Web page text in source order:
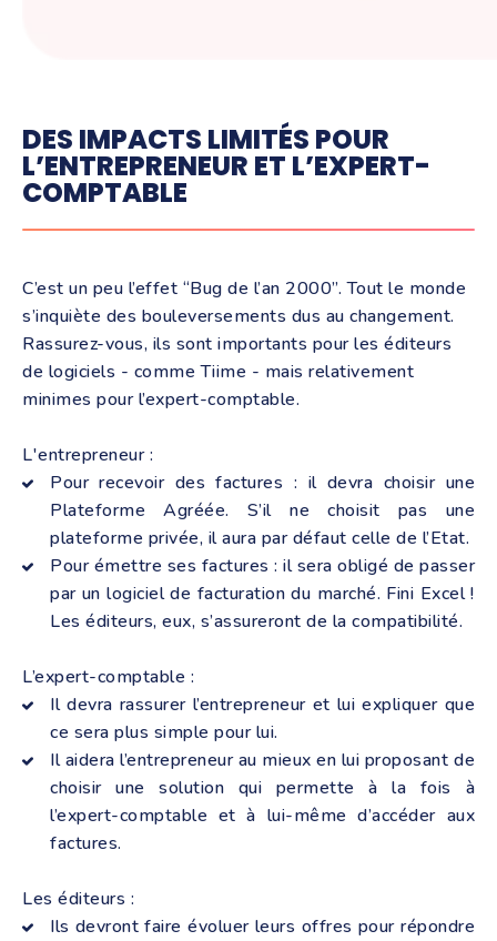
DES IMPACTS LIMITÉS POUR
L’ENTREPRENEUR ET L’EXPERT-
COMPTABLE
C’est un peu l’effet “Bug de l’an 2000”. Tout le monde
s’inquiète des bouleversements dus au changement.
Rassurez-vous, ils sont importants pour les éditeurs
de logiciels - comme Tiime - mais relativement
minimes pour l’expert-comptable.
L'entrepreneur :
Pour recevoir des factures : il devra choisir une
Plateforme Agréée. S’il ne choisit pas une
plateforme privée, il aura par défaut celle de l’Etat.
Pour émettre ses factures : il sera obligé de passer
par un logiciel de facturation du marché. Fini Excel !
Les éditeurs, eux, s’assureront de la compatibilité.
L’expert-comptable :
Il devra rassurer l’entrepreneur et lui expliquer que
ce sera plus simple pour lui.
Il aidera l’entrepreneur au mieux en lui proposant de
choisir une solution qui permette à la fois à
l’expert-comptable et à lui-même d’accéder aux
factures.
Les éditeurs :
Ils devront faire évoluer leurs offres pour répondre